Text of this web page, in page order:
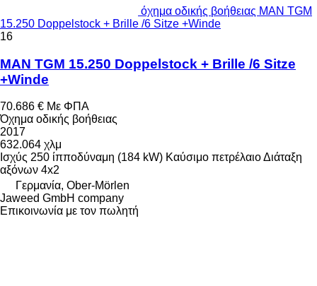
όχημα οδικής βοήθειας MAN TGM
15.250 Doppelstock + Brille /6 Sitze +Winde
16
MAN TGM 15.250 Doppelstock + Brille /6 Sitze
+Winde
70.686 € Με ΦΠΑ
Όχημα οδικής βοήθειας
2017
632.064 χλμ
Ισχύς 250 ίπποδύναμη (184 kW) Καύσιμο πετρέλαιοΔιάταξη
αξόνων 4x2
Γερμανία, Ober-Mörlen
Jaweed GmbH company
Επικοινωνία με τον πωλητή